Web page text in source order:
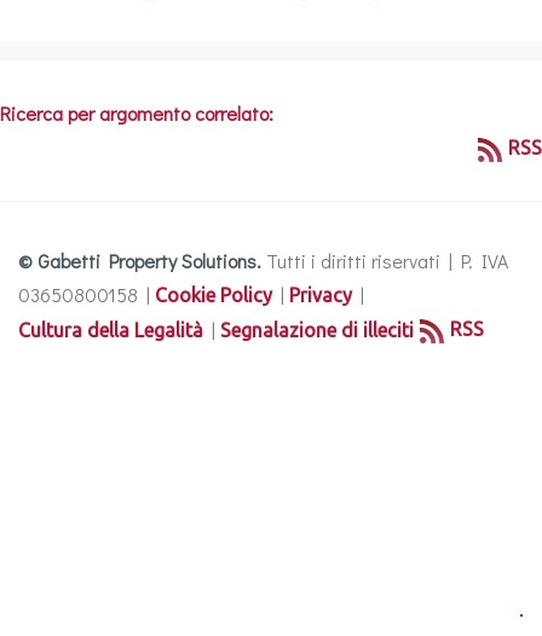
Ricerca per argomento correlato:
RSS
© Gabetti Property Solutions. Tutti i diritti riservati | P. IVA
03650800158 | Cookie Policy| Privacy|
Cultura della Legalità | Segnalazione di illeciti RSS